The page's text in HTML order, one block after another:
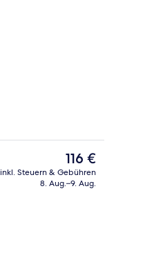
Suite | Eigener Whirlpool
Der
aktuelle
Preis
116 €
inkl. Steuern & Gebühren
8. Aug.–9. Aug.